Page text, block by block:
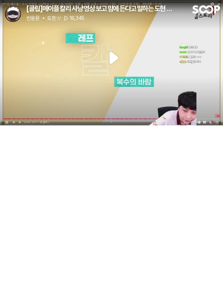
[클립]메이플 칼리 사냥 영상 보고 맘에 든다고 말하는 도현 반응
반응몬 도현ツ 16,345